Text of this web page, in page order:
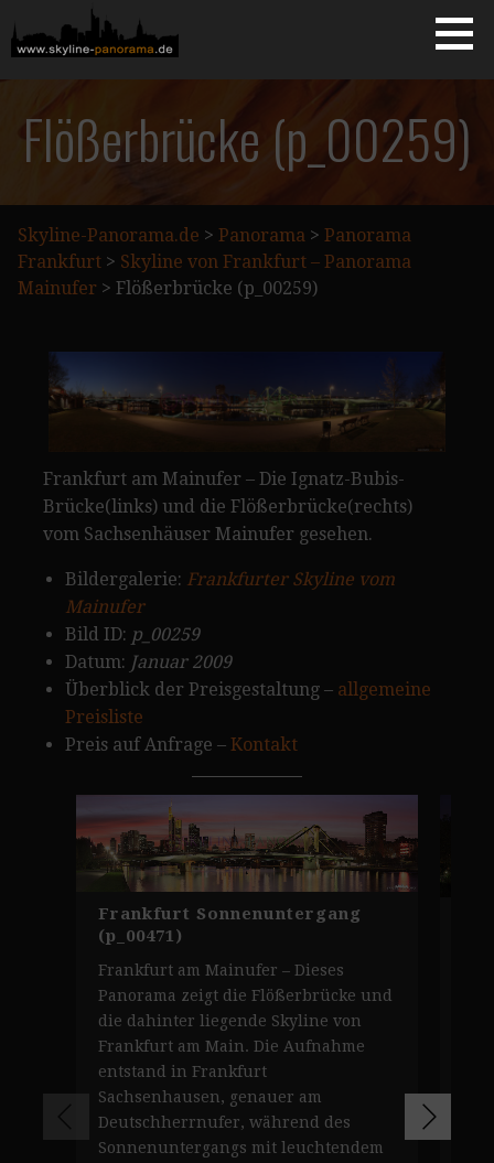
Inhalt
springen
SKYLINE-PANORAMA.DE
Flößerbrücke (p_00259)
Skyline-Panorama.de > Panorama > Panorama
Frankfurt > Skyline von Frankfurt – Panorama
Mainufer > Flößerbrücke (p_00259)
Frankfurt am Mainufer – Die Ignatz-Bubis-
Brücke(links) und die Flößerbrücke(rechts)
vom Sachsenhäuser Mainufer gesehen.
Bildergalerie: Frankfurter Skyline vom
Mainufer
Bild ID: p_00259
Datum: Januar 2009
Überblick der Preisgestaltung – allgemeine
Preisliste
Preis auf Anfrage – Kontakt
Frankfurt Sonnenuntergang
(p_00471)
Frankfurt am Mainufer – Dieses
Panorama zeigt die Flößerbrücke und
die dahinter liegende Skyline von
Frankfurt am Main. Die Aufnahme
entstand in Frankfurt
Sachsenhausen, genauer am
Deutschherrnufer, während des
Sonnenuntergangs mit leuchtendem